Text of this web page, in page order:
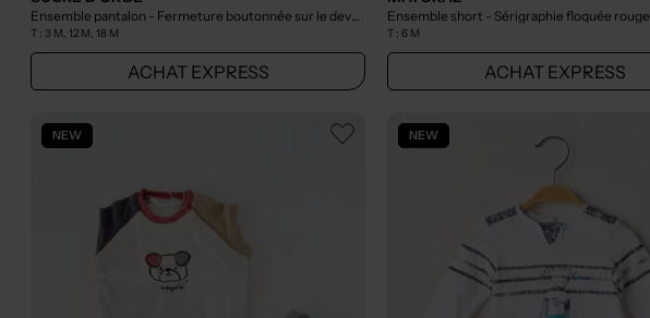
Ensemble pantalon - Fermeture boutonnée sur le devant bleu - Outlet
T :3 M, 12 M, 18 M
ACHAT EXPRESS
Ensemble short - Sérigraphie floquée rouge
T :6 M
ACHAT EXPRESS
NEW NEW